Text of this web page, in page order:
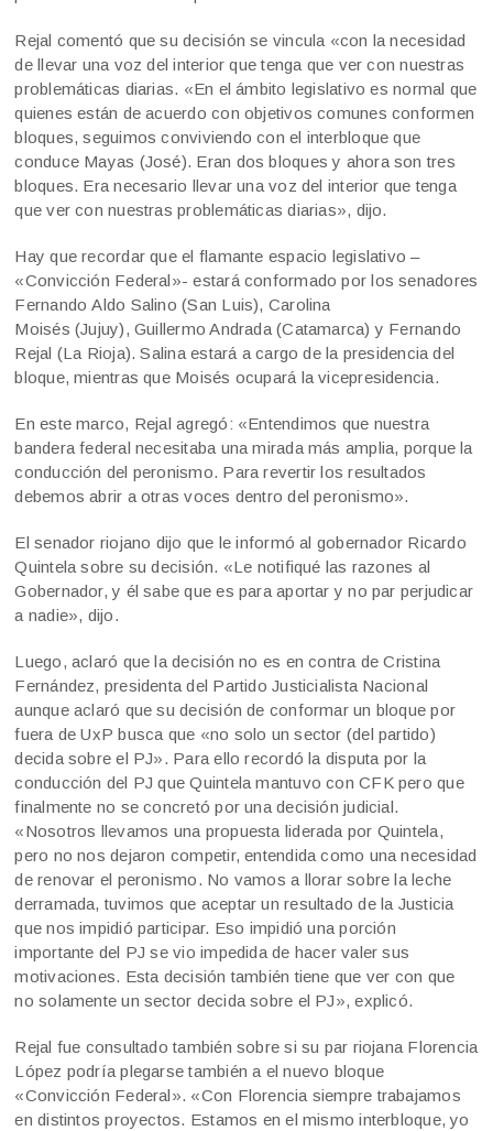
Rejal comentó que su decisión se vincula «con la necesidad
de llevar una voz del interior que tenga que ver con nuestras
problemáticas diarias. «En el ámbito legislativo es normal que
quienes están de acuerdo con objetivos comunes conformen
bloques, seguimos conviviendo con el interbloque que
conduce Mayas (José). Eran dos bloques y ahora son tres
bloques. Era necesario llevar una voz del interior que tenga
que ver con nuestras problemáticas diarias», dijo.
Hay que recordar que el flamante espacio legislativo –
«Convicción Federal»- estará conformado por los senadores
Fernando Aldo Salino (San Luis), Carolina
Moisés (Jujuy), Guillermo Andrada (Catamarca) y Fernando
Rejal (La Rioja). Salina estará a cargo de la presidencia del
bloque, mientras que Moisés ocupará la vicepresidencia.
En este marco, Rejal agregó: «Entendimos que nuestra
bandera federal necesitaba una mirada más amplia, porque la
conducción del peronismo. Para revertir los resultados
debemos abrir a otras voces dentro del peronismo».
El senador riojano dijo que le informó al gobernador Ricardo
Quintela sobre su decisión. «Le notifiqué las razones al
Gobernador, y él sabe que es para aportar y no par perjudicar
a nadie», dijo.
Luego, aclaró que la decisión no es en contra de Cristina
Fernández, presidenta del Partido Justicialista Nacional
aunque aclaró que su decisión de conformar un bloque por
fuera de UxP busca que «no solo un sector (del partido)
decida sobre el PJ». Para ello recordó la disputa por la
conducción del PJ que Quintela mantuvo con CFK pero que
finalmente no se concretó por una decisión judicial.
«Nosotros llevamos una propuesta liderada por Quintela,
pero no nos dejaron competir, entendida como una necesidad
de renovar el peronismo. No vamos a llorar sobre la leche
derramada, tuvimos que aceptar un resultado de la Justicia
que nos impidió participar. Eso impidió una porción
importante del PJ se vio impedida de hacer valer sus
motivaciones. Esta decisión también tiene que ver con que
no solamente un sector decida sobre el PJ», explicó.
Rejal fue consultado también sobre si su par riojana Florencia
López podría plegarse también a el nuevo bloque
«Convicción Federal». «Con Florencia siempre trabajamos
en distintos proyectos. Estamos en el mismo interbloque, yo